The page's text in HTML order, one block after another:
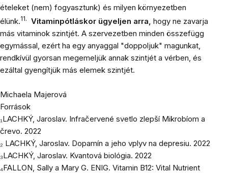
ételeket (nem) fogyasztunk) és milyen környezetben
élünk.11. Vitaminpótláskor ügyeljen arra, hogy ne zavarja
más vitaminok szintjét. A szervezetben minden összefügg
egymással, ezért ha egy anyaggal "doppoljuk" magunkat,
rendkívül gyorsan megemeljük annak szintjét a vérben, és
ezáltal gyengítjük más elemek szintjét.
Michaela Majerová
Források
₁LACHKÝ, Jaroslav. Infračervené svetlo zlepší Mikrobíom a
črevo. 2022
₂ LACHKÝ, Jaroslav. Dopamín a jeho vplyv na depresiu. 2022
₃LACHKÝ, Jaroslav. Kvantová biológia. 2022
₄FALLON, Sally a Mary G. ENIG. Vitamin B12: Vital Nutrient